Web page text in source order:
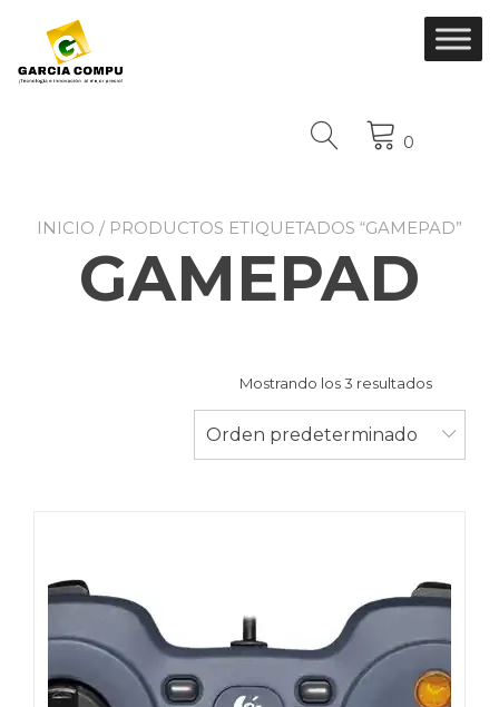
contenido
0
INICIO / PRODUCTOS ETIQUETADOS “GAMEPAD”
GAMEPAD
Mostrando los 3 resultados
Orden predeterminado